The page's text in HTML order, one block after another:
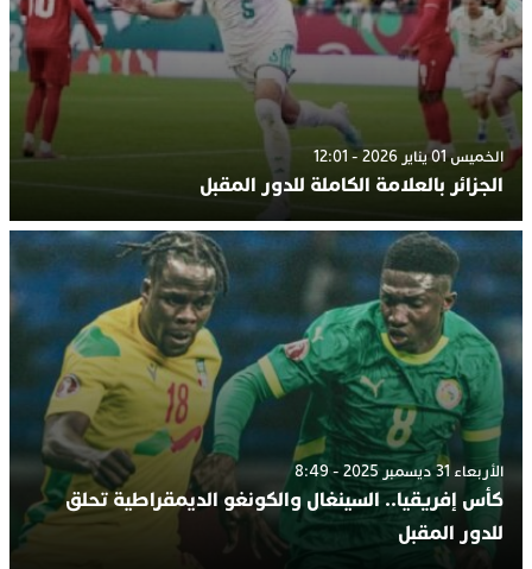
الخميس 01 يناير 2026 - 12:01
الجزائر بالعلامة الكاملة للدور المقبل
الأربعاء 31 ديسمبر 2025 - 8:49
كأس إفريقيا.. السينغال والكونغو الديمقراطية تحلق
للدور المقبل